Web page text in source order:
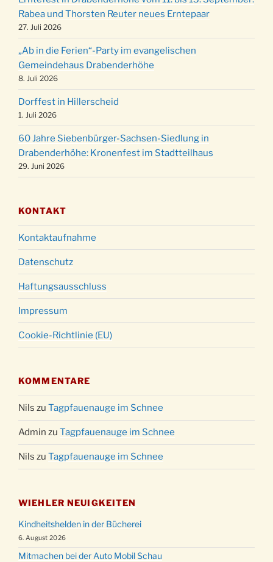
Gemeindehaus um 15:00 Uhr
24.12. Familiengottesdienst in der FeG um 16 Uhr
24.12.
Weihnachtsgottesdienst in der Kirche um
15:00 Uhr
24.12.
Weihnachtsgottesdienst in der Kirche um
18:00 Uhr
24.12.
Christmette mit der ev. Jugend in der Kirche
um 23:00 Uhr
31.12.
Gottesdienst zu Silvester in der Kirche um
18:00 Uhr
Rabea und Thorsten Reuter neues Erntepaar
27. Juli 2026
„Ab in die Ferien“-Party im evangelischen
Gemeindehaus Drabenderhöhe
8. Juli 2026
Dorffest in Hillerscheid
1. Juli 2026
60 Jahre Siebenbürger-Sachsen-Siedlung in
Drabenderhöhe: Kronenfest im Stadtteilhaus
29. Juni 2026
KONTAKT
Kontaktaufnahme
Datenschutz
Haftungsausschluss
Impressum
Cookie-Richtlinie (EU)
KOMMENTARE
Nils zu Tagpfauenauge im Schnee
Admin zu Tagpfauenauge im Schnee
Nils zu Tagpfauenauge im Schnee
WIEHLER NEUIGKEITEN
Kindheitshelden in der Bücherei
6. August 2026
Mitmachen bei der Auto Mobil Schau